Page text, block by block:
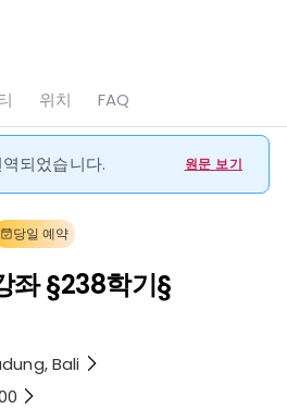
주얼리 강좌 §238학기§
되었습니다. 원문 보기
위치 FAQ
당일 예약
좌 §238학기§
Bali